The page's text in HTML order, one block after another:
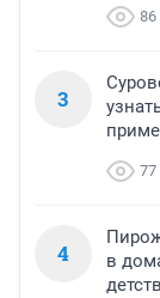
86
3
77
4
в